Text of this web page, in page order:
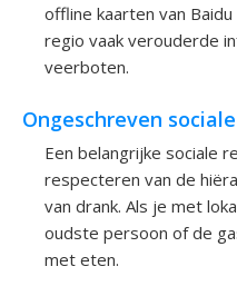
offline kaarten van
regio vaak verouderde
veerboten.
Ongeschreven
Een belangrijke sociale
respecteren van de
van drank. Als je met
oudste persoon of de
met eten.